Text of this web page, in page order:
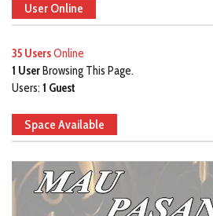
User Online
35 UsersOnline
1 User Browsing This Page.
Users: 1 Guest
Space Available